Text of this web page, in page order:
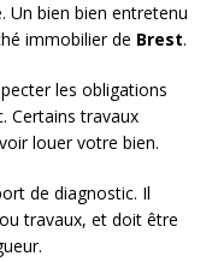
Un bien bien entretenu
immobilier de Brest.
les obligations
Certains travaux
louer votre bien.
de diagnostic. Il
travaux, et doit être